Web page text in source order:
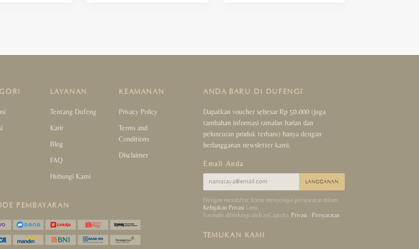
LAYANAN
Tentang Dufeng
Karir
Blog
FAQ
Hubungi Kami
KEAMANAN
Privacy Policy
Terms and
Conditions
Disclaimer
PEMBAYARAN
ANDA BARU DI DUFENG?
Dapatkan voucher sebesar Rp 50.000 (juga
tambahan informasi ramalan harian dan
peluncuran produk terbaru) hanya dengan
berlangganan newsletter kami.
Email Anda
LANGGANAN
Dengan mendaftar, kamu menyetujui persyaratan dalam
Kebijakan Privasi kami.
Formulir dilindungi oleh reCaptcha. Privasi - Persyaratan
TEMUKAN KAMI